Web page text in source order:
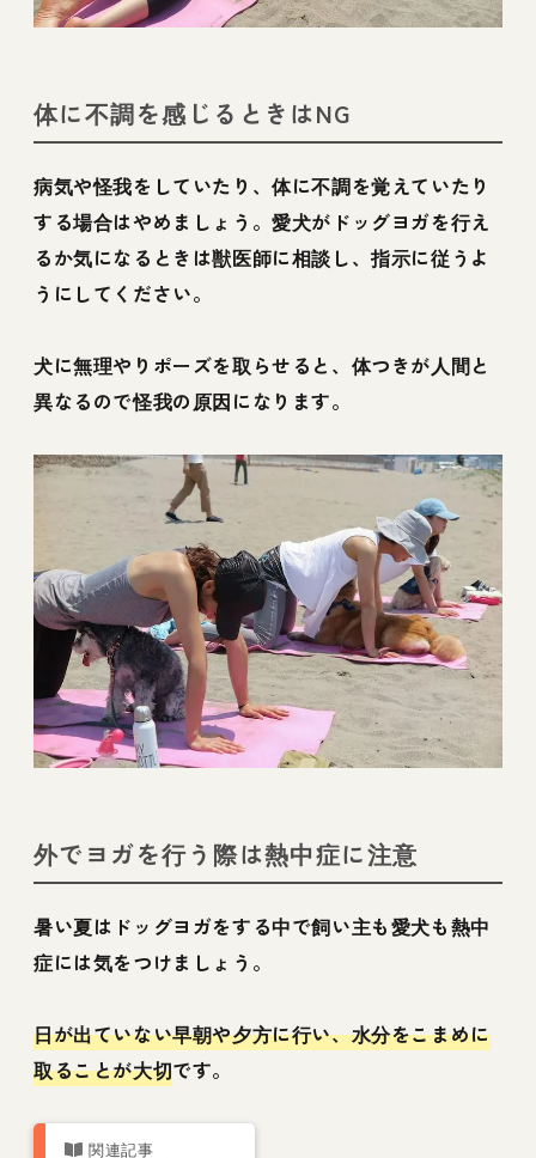
体に不調を感じるときはNG
病気や怪我をしていたり、体に不調を覚えていたり
する場合はやめましょう。愛犬がドッグヨガを行え
るか気になるときは獣医師に相談し、指示に従うよ
うにしてください。
犬に無理やりポーズを取らせると、体つきが人間と
異なるので怪我の原因になります。
外でヨガを行う際は熱中症に注意
暑い夏はドッグヨガをする中で飼い主も愛犬も熱中
症には気をつけましょう。
日が出ていない早朝や夕方に行い、水分をこまめに
取ることが大切です。